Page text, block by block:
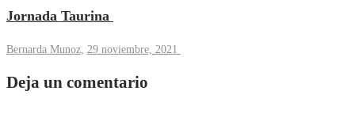
Jornada Taurina
Bernarda Munoz, 29 noviembre, 2021
Deja un comentario